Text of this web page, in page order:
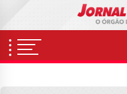
content